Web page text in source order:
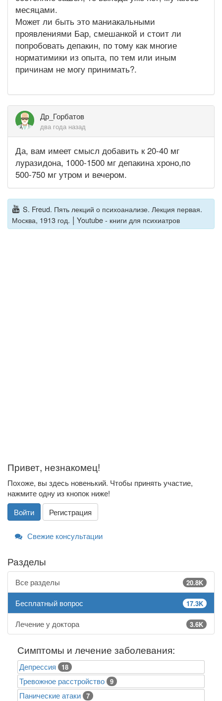
месяцами.
Может ли быть это маниакальными
проявлениями Бар, смешанкой и стоит ли
попробовать депакин, по тому как многие
норматимики из опыта, по тем или иным
причинам не могу принимать?.
Др_Горбатов
два года назад
Да, вам имеет смысл добавить к 20-40 мг
луразидона, 1000-1500 мг депакина хроно,по
500-750 мг утром и вечером.
S. Freud. Пять лекций о психоанализе. Лекция первая.
Москва, 1913 год. | Youtube - книги для психиатров
Привет, незнакомец!
Похоже, вы здесь новенький. Чтобы принять участие,
нажмите одну из кнопок ниже!
Войти
Регистрация
Свежие консультации
Разделы
Все разделы 20.8K
Бесплатный вопрос 17.3K
Лечение у доктора 3.6K
Симптомы и лечение заболевания:
Депрессия 18
Тревожное расстройство 9
Панические атаки 7